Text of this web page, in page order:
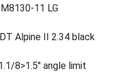
11 LG
Alpine II 2.34 black
8>1.5" angle limit